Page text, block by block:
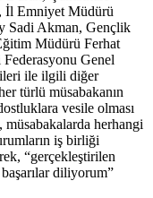
İl Emniyet Müdürü
Sadi Akman, Gençlik
Müdürü Ferhat
Genel
ile ilgili diğer
türlü müsabakanın
vesile olması
herhangi
iş birliği
“gerçekleştirilen
diliyorum”